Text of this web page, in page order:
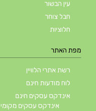
עין הבשור
חבל צוחר
חלוציות
מפת האתר
רשת אתרי הלוויין
לוח מודעות חינם
אינדקס עסקים חינם
אינדקס עסקים מקומי